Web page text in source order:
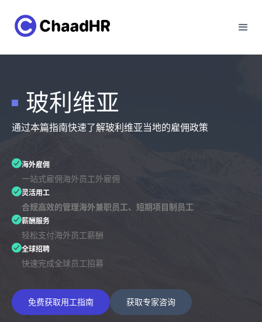
玻利维亚
通过本篇指南快速了解玻利维亚当地的雇佣政策
海外雇佣
一站式雇佣海外员工外雇佣
灵活用工
合规高效的管理海外兼职员工、短期项目制员工
薪酬服务
轻松支付海外员工薪酬
全球招聘
快速完成全球员工招募
免费获取用工指南 获取专家咨询